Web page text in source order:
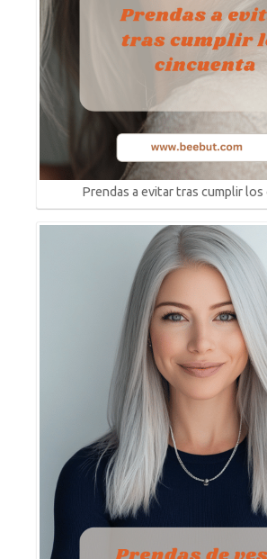
Prendas a evitar tras cumplir los